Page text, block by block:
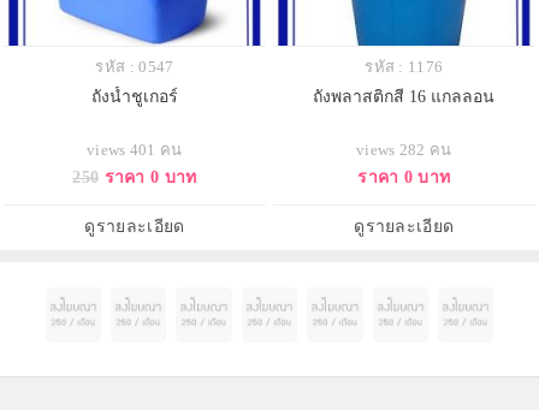
รหัส : 0547
ถังน้ำชูเกอร์
views 401 คน
250 ราคา 0 บาท
ดูรายละเอียด
รหัส : 1176
ถังพลาสติกสี 16 แกลลอน
views 282 คน
ราคา 0 บาท
ดูรายละเอียด